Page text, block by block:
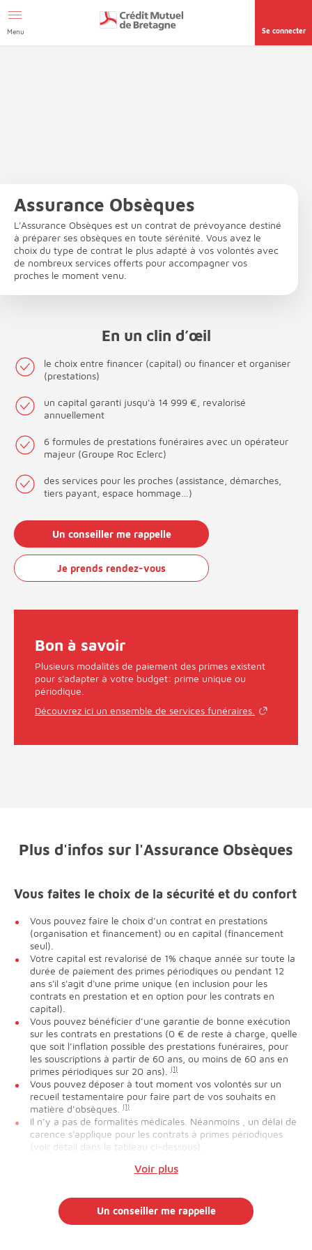
page accessibilité
Menu Se connecter
Assurance Obsèques
L'Assurance Obsèques est un contrat de prévoyance destiné
à préparer ses obsèques en toute sérénité. Vous avez le
choix du type de contrat le plus adapté à vos volontés avec
de nombreux services offerts pour accompagner vos
proches le moment venu.
En un clin d’œil
le choix entre financer (capital) ou financer et organiser
(prestations)
un capital garanti jusqu'à 14 999 €, revalorisé
annuellement
6 formules de prestations funéraires avec un opérateur
majeur (Groupe Roc Eclerc)
des services pour les proches (assistance, démarches,
tiers payant, espace hommage…)
Un conseiller me rappelle
Je prends rendez-vous
Bon à savoir
Plusieurs modalités de paiement des primes existent
pour s'adapter à votre budget: prime unique ou
périodique.
Découvrez ici un ensemble de services funéraires.
Plus d'infos sur l'Assurance Obsèques
Vous faites le choix de la sécurité et du confort
Vous pouvez faire le choix d’un contrat en prestations
(organisation et financement) ou en capital (financement
seul).
Votre capital est revalorisé de 1% chaque année sur toute la
durée de paiement des primes périodiques ou pendant 12
ans s'il s'agit d'une prime unique (en inclusion pour les
contrats en prestation et en option pour les contrats en
capital).
Vous pouvez bénéficier d’une garantie de bonne exécution
sur les contrats en prestations (0 € de reste à charge, quelle
que soit l’inflation possible des prestations funéraires, pour
les souscriptions à partir de 60 ans, ou moins de 60 ans en
primes périodiques sur 20 ans).
(1)
Vous pouvez déposer à tout moment vos volontés sur un
recueil testamentaire pour faire part de vos souhaits en
matière d’obsèques.
(1)
Il n’y a pas de formalités médicales. Néanmoins , un délai de
carence s'applique pour les contrats à primes périodiques
(voir détail dans le tableau ci-dessous).
Voir plus
Un conseiller me rappelle